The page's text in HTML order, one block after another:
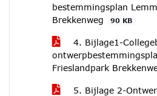
bestemmingsplan
Brekkenweg
90 KB
4. Bijlage1-
Frieslandpark
5. Bijlage 2-